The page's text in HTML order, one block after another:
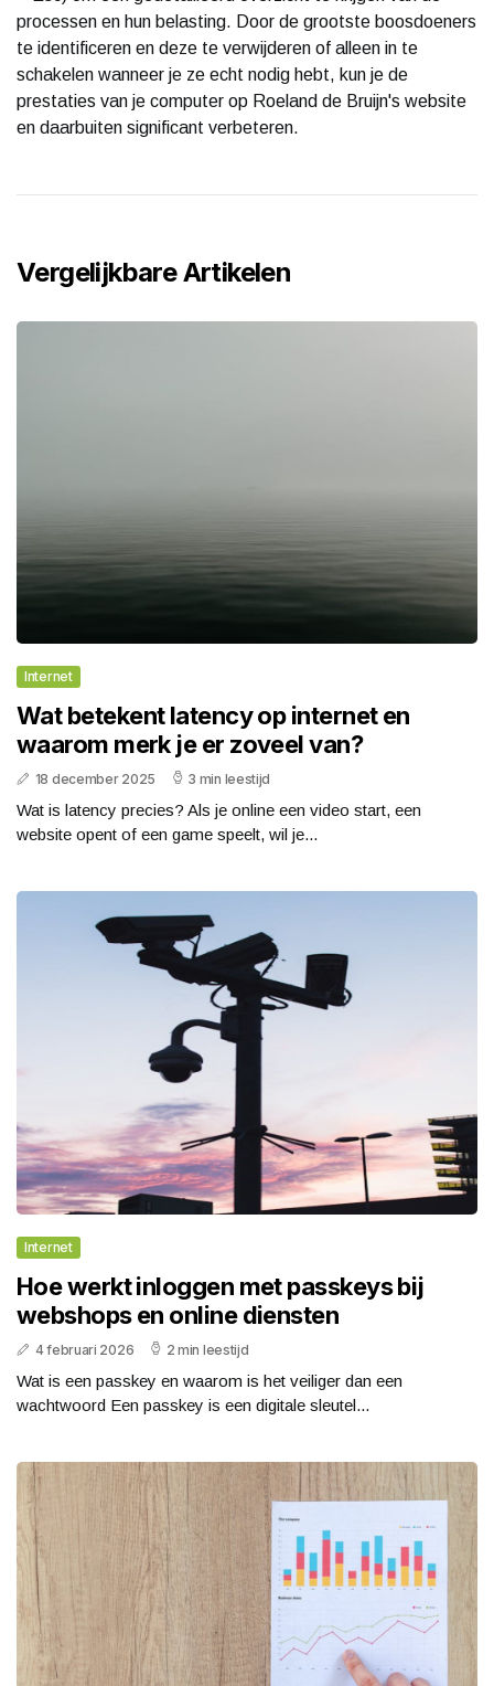
processen en hun belasting. Door de grootste boosdoeners
te identificeren en deze te verwijderen of alleen in te
schakelen wanneer je ze echt nodig hebt, kun je de
prestaties van je computer op Roeland de Bruijn's website
en daarbuiten significant verbeteren.
Vergelijkbare Artikelen
Internet
Wat betekent latency op internet en
waarom merk je er zoveel van?
18 december 2025 3 min leestijd
Wat is latency precies? Als je online een video start, een
website opent of een game speelt, wil je...
Internet
Hoe werkt inloggen met passkeys bij
webshops en online diensten
4 februari 2026 2 min leestijd
Wat is een passkey en waarom is het veiliger dan een
wachtwoord Een passkey is een digitale sleutel...